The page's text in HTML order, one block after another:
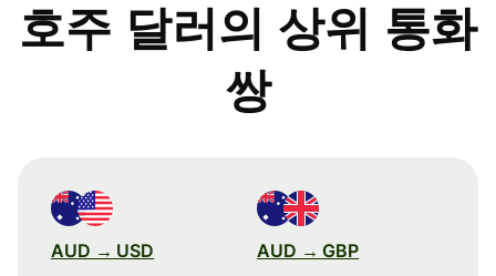
호주 달러의 상위 통화
쌍
AUD → USD AUD → GBP